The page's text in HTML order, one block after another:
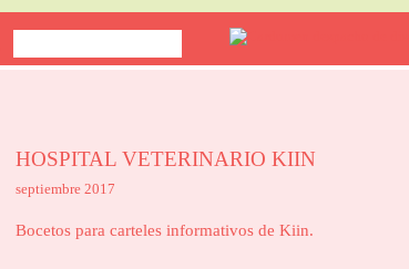
HOSPITAL VETERINARIO KIIN
septiembre 2017
Bocetos para carteles informativos de Kiin.